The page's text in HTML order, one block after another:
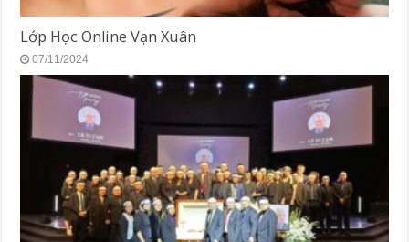
Lớp Học Online Vạn Xuân
07/11/2024